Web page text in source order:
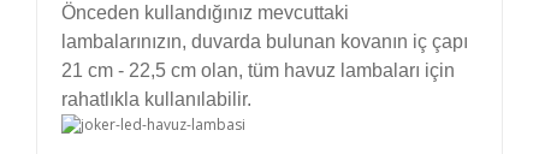
Önceden kullandığınız mevcuttaki
lambalarınızın, duvarda bulunan kovanın iç çapı
21 cm - 22,5 cm olan, tüm havuz lambaları için
rahatlıkla kullanılabilir.